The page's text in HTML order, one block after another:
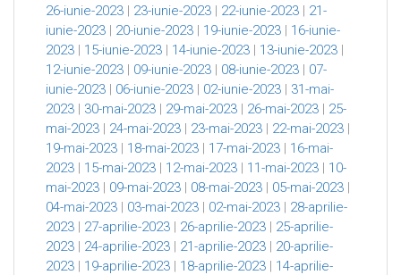
26-iunie-2023 | 23-iunie-2023 | 22-iunie-2023 | 21-
iunie-2023 | 20-iunie-2023 | 19-iunie-2023 | 16-iunie-
2023 | 15-iunie-2023 | 14-iunie-2023 | 13-iunie-2023 |
12-iunie-2023 | 09-iunie-2023 | 08-iunie-2023 | 07-
iunie-2023 | 06-iunie-2023 | 02-iunie-2023 | 31-mai-
2023 | 30-mai-2023 | 29-mai-2023 | 26-mai-2023 | 25-
mai-2023 | 24-mai-2023 | 23-mai-2023 | 22-mai-2023 |
19-mai-2023 | 18-mai-2023 | 17-mai-2023 | 16-mai-
2023 | 15-mai-2023 | 12-mai-2023 | 11-mai-2023 | 10-
mai-2023 | 09-mai-2023 | 08-mai-2023 | 05-mai-2023 |
04-mai-2023 | 03-mai-2023 | 02-mai-2023 | 28-aprilie-
2023 | 27-aprilie-2023 | 26-aprilie-2023 | 25-aprilie-
2023 | 24-aprilie-2023 | 21-aprilie-2023 | 20-aprilie-
2023 | 19-aprilie-2023 | 18-aprilie-2023 | 14-aprilie-